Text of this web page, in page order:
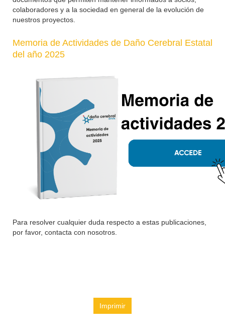
colaboradores y a la sociedad en general de la evolución de
nuestros proyectos.
Memoria de Actividades de Daño Cerebral Estatal
del año 2025
Para resolver cualquier duda respecto a estas publicaciones,
por favor, contacta con nosotros.
Imprimir